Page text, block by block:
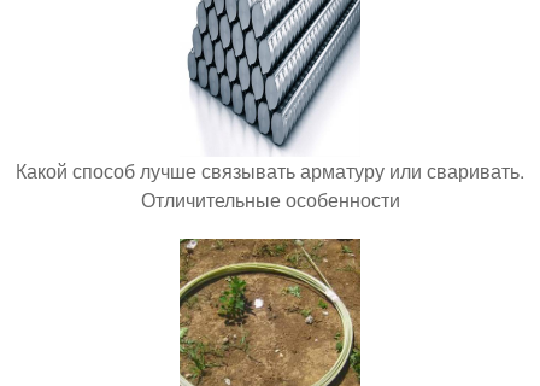
Какой способ лучше связывать арматуру или сваривать.
Отличительные особенности